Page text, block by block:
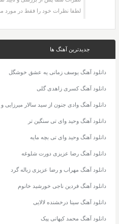
لطفا نظرات خود را فقط در مورد
جدیدترین آهنگ ها
دانلود آهنگ یوسف زمانی یه عشق خوشگل
دانلود آهنگ کسری زاهدی گلی
دانلود آهنگ وادی جنون از سید سالار میرزایی
دانلود آهنگ وحید وای تی سنگین تر
دانلود آهنگ وحید وای تی بچه مایه
دانلود آهنگ رضا عزیزی دورت شلوغه
دانلود آهنگ مهراب و رضا عزیزی زباله گرد
دانلود آهنگ فردین ناجی خورشید خانوم
دانلود آهنگ سینا درخشنده لالایی
دانلود آهنگ محمد کیهانی پیک